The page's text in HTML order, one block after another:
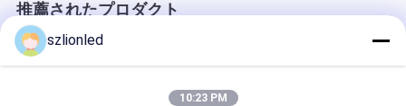
推薦されたプロダクト
szlionled
10:23 PM